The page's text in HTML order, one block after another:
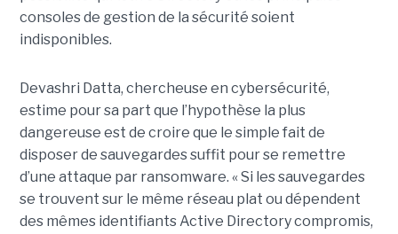
consoles de gestion de la sécurité soient
indisponibles.
Devashri Datta, chercheuse en cybersécurité,
estime pour sa part que l’hypothèse la plus
dangereuse est de croire que le simple fait de
disposer de sauvegardes suffit pour se remettre
d’une attaque par ransomware. « Si les sauvegardes
se trouvent sur le même réseau plat ou dépendent
des mêmes identifiants Active Directory compromis,